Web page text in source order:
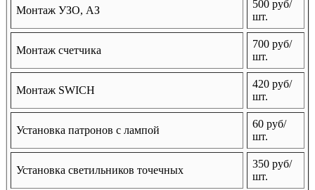
Монтаж УЗО, АЗ
500 руб/
шт.
Монтаж счетчика
700 руб/
шт.
Монтаж SWICH
420 руб/
шт.
Установка патронов с лампой
60 руб/
шт.
Установка светильников точечных
350 руб/
шт.